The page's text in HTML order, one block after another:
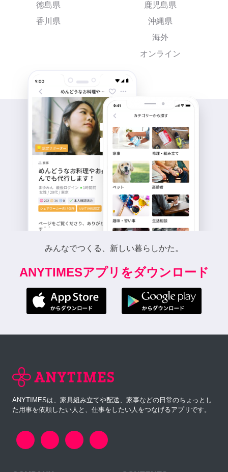
徳島県
香川県
鹿児島県
沖縄県
海外
オンライン
みんなでつくる、新しい暮らしかた。
ANYTIMESアプリをダウンロード
ANYTIMESは、家具組み立てや配送、家事などの日常のちょっとし
た用事を依頼したい人と、仕事をしたい人をつなげるアプリです。